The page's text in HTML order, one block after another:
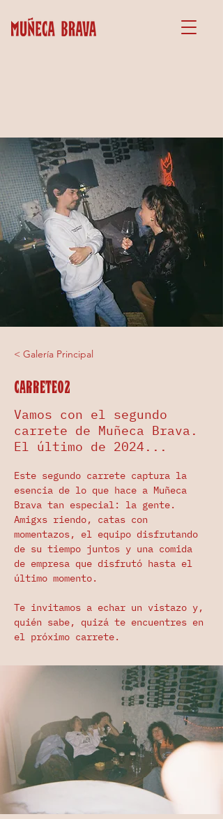
< Galería Principal
Carrete02
Vamos con el segundo
carrete de Muñeca Brava.
El último de 2024...
Este segundo carrete captura la
esencia de lo que hace a Muñeca
Brava tan especial: la gente.
Amigxs riendo, catas con
momentazos, el equipo disfrutando
de su tiempo juntos y una comida
de empresa que disfrutó hasta el
último momento.
Te invitamos a echar un vistazo y,
quién sabe, quizá te encuentres en
el próximo carrete.